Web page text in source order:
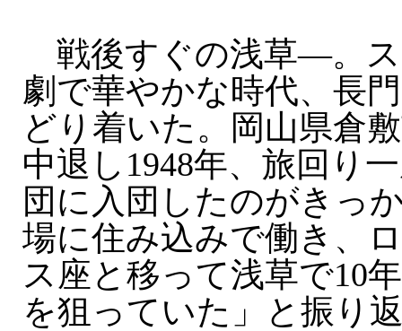
戦後すぐの浅草—。
劇で華やかな時代、長
どり着いた。岡山県倉
中退し1948年、旅回り
団に入団したのがきっ
場に住み込みで働き、
ス座と移って浅草で10
を狙っていた」と振り